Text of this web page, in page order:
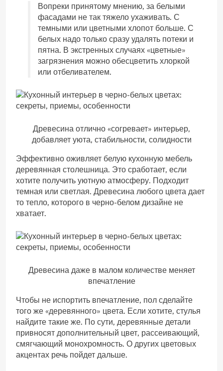
Вопреки принятому мнению, за белыми
фасадами не так тяжело ухаживать. С
темными или цветными хлопот больше. С
белых надо только сразу удалять потеки и
пятна. В экстренных случаях «цветные»
загрязнения можно обесцветить хлоркой
или отбеливателем.
Древесина отлично «согревает» интерьер,
добавляет уюта, стабильности, солидности
Эффективно оживляет белую кухонную мебель
деревянная столешница. Это сработает, если
хотите получить уютную атмосферу. Подходит
темная или светлая. Древесина любого цвета дает
то тепло, которого в черно-белом дизайне не
хватает.
Древесина даже в малом количестве меняет
впечатление
Чтобы не испортить впечатление, пол сделайте
того же «деревянного» цвета. Если хотите, стулья
найдите такие же. По сути, деревянные детали
привносят дополнительный цвет, рассеивающий,
смягчающий монохромность. О других цветовых
акцентах речь пойдет дальше.